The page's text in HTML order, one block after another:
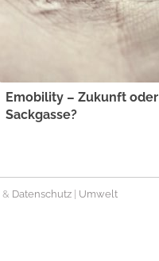
Emobility – Zukunft oder
Sackgasse?
& Datenschutz| Umwelt